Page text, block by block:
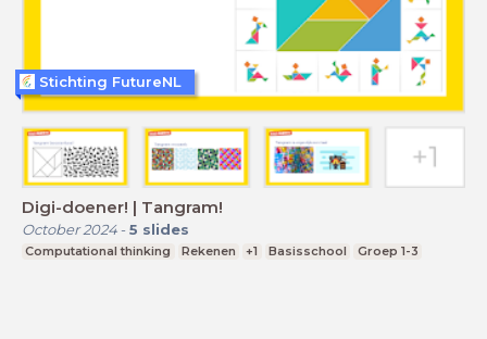
Digi-doener! | Tangram!
October 2024- 5 slides
Computational thinking Rekenen +1 Basisschool Groep 1-3
Stichting FutureNL